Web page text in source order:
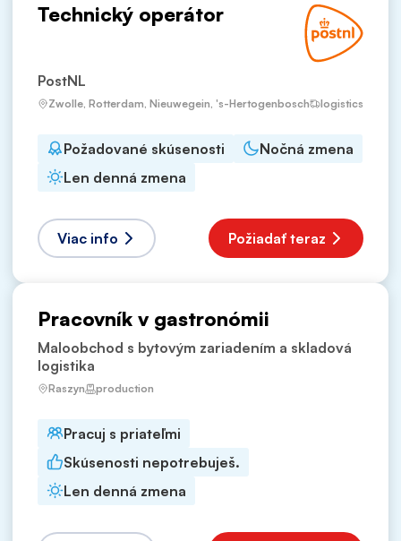
Technický operátor
PostNL
Zwolle, Rotterdam, Nieuwegein, 's-Hertogenbosch logistics
Požadované skúsenosti
Nočná zmena
Len denná zmena
Viac info Požiadať teraz
Pracovník v gastronómii
Maloobchod s bytovým zariadením a skladová
logistika
Raszyn production
Pracuj s priateľmi
Skúsenosti nepotrebuješ.
Len denná zmena